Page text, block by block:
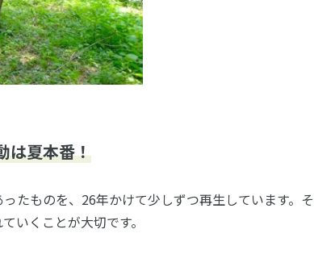
は夏本番！
たものを、26年かけて少しずつ再生しています。そ
いくことが大切です。